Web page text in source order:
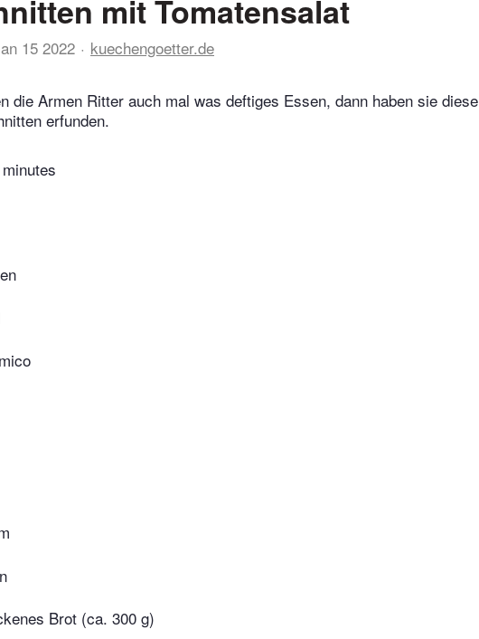
mit Tomatensalat
15 2022 kuechengoetter.de
die Armen Ritter auch mal was deftiges Essen, dann haben sie diese
erfunden.
Brot (ca. 300 g)